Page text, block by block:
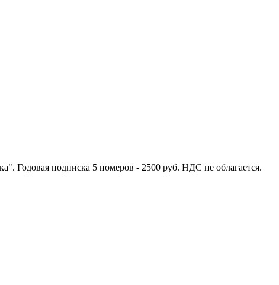
Годовая подписка 5 номеров - 2500 руб. НДС не облагается.